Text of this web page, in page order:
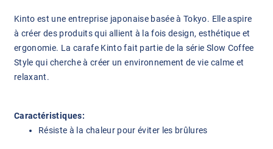
Kinto est une entreprise japonaise basée à Tokyo. Elle aspire
à créer des produits qui allient à la fois design, esthétique et
ergonomie. La carafe Kinto fait partie de la série Slow Coffee
Style qui cherche à créer un environnement de vie calme et
relaxant.
Caractéristiques:
Résiste à la chaleur pour éviter les brûlures